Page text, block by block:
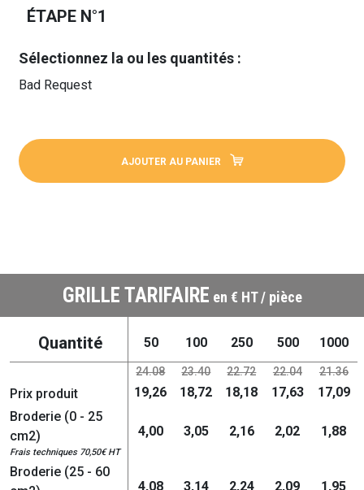
ÉTAPE N°1
Sélectionnez la ou les quantités :
Bad Request
AJOUTER AU PANIER
GRILLE TARIFAIRE en € HT / pièce
Quantité 50 100 250 500 1000
24.08 23.40 22.72 22.04 21.36
Prix produit 19,26 18,72 18,18 17,63
17,09
Broderie (0 - 25
cm2)
Frais techniques 70,50€ HT
4,00 3,05 2,16 2,02 1,88
Broderie (25 - 60
4,08 3,14 2,24 2,09 1,95